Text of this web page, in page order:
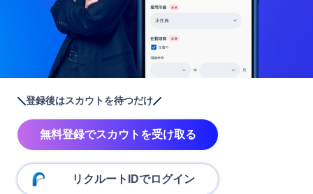
登録後はスカウトを待つだけ
無料登録でスカウトを受け取る
リクルートIDでログイン